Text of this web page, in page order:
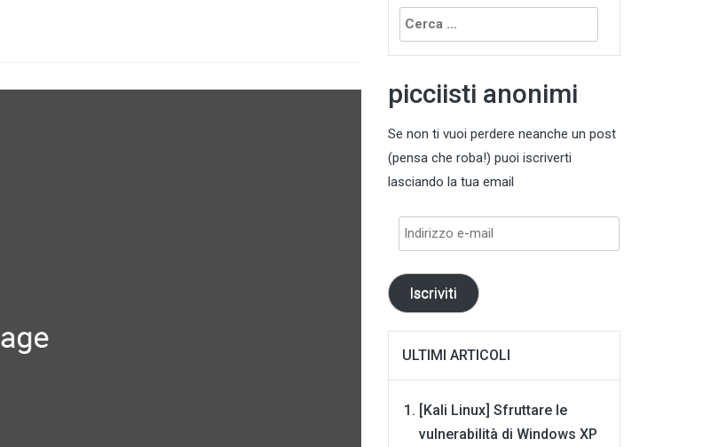
Ricerca
per:
picciisti anonimi
Se non ti vuoi perdere neanche un post
(pensa che roba!) puoi iscriverti
lasciando la tua email
Indirizzo
Iscriviti
ULTIMI ARTICOLI
[Kali Linux] Sfruttare le
vulnerabilità di Windows XP